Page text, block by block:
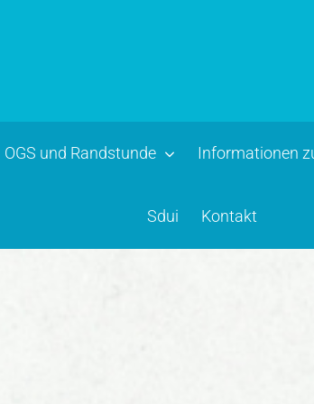
OGS und Randstunde Informationen
Sdui Kontakt